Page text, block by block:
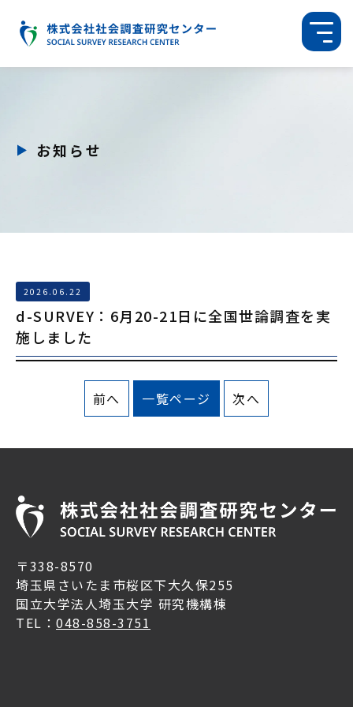
お知らせ
2026.06.22
d-SURVEY：6月20-21日に全国世論調査を実
施しました
前へ 一覧ページ 次へ
〒338-8570
埼玉県さいたま市桜区下大久保255
国立大学法人埼玉大学 研究機構棟
TEL： 048-858-3751